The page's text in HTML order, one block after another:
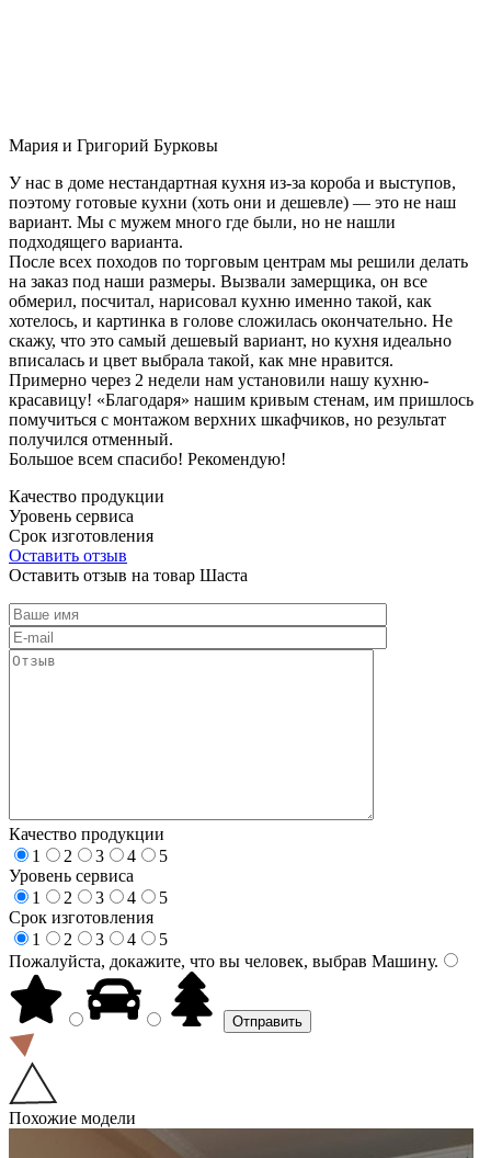
Мария и Григорий Бурковы
У нас в доме нестандартная кухня из-за короба и выступов,
поэтому готовые кухни (хоть они и дешевле) — это не наш
вариант. Мы с мужем много где были, но не нашли
подходящего варианта.
После всех походов по торговым центрам мы решили делать
на заказ под наши размеры. Вызвали замерщика, он все
обмерил, посчитал, нарисовал кухню именно такой, как
хотелось, и картинка в голове сложилась окончательно. Не
скажу, что это самый дешевый вариант, но кухня идеально
вписалась и цвет выбрала такой, как мне нравится.
Примерно через 2 недели нам установили нашу кухню-
красавицу! «Благодаря» нашим кривым стенам, им пришлось
помучиться с монтажом верхних шкафчиков, но результат
получился отменный.
Большое всем спасибо! Рекомендую!
Качество продукции
Уровень сервиса
Срок изготовления
Оставить отзыв
Оставить отзыв на товар Шаста
Качество продукции
1
2 3 4
5
Уровень сервиса
1
2 3 4
5
Срок изготовления
1
2 3 4
5
Пожалуйста, докажите, что вы человек, выбрав Машину.
Похожие модели